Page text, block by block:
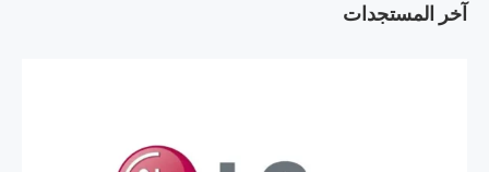
آخر المستجدات